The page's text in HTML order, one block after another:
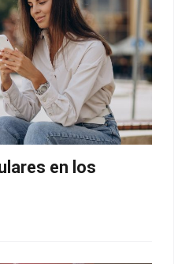
en los